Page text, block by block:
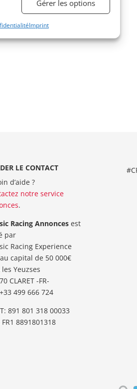
Gérer les options
Imprint
LE CONTACT
d’aide ?
notre service
.
Racing Annoncesest
par
Racing Experience
au capital de 50 000€
les Yeuzses
CLARET -FR-
499 666 724‬
891 801 318 00033
FR1 8891801318